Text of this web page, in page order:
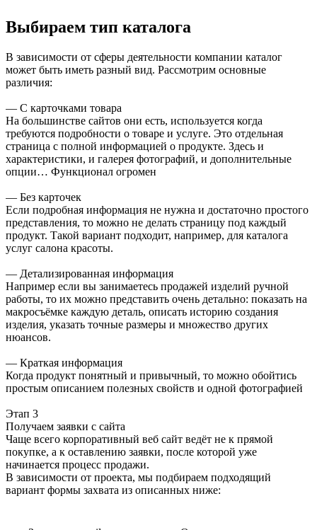
Выбираем тип каталога
В зависимости от сферы деятельности компании каталог
может быть иметь разный вид. Рассмотрим основные
различия:
— С карточками товара
На большинстве сайтов они есть, используется когда
требуются подробности о товаре и услуге. Это отдельная
страница с полной информацией о продукте. Здесь и
характеристики, и галерея фотографий, и дополнительные
опции… Функционал огромен
— Без карточек
Если подробная информация не нужна и достаточно простого
представления, то можно не делать страницу под каждый
продукт. Такой вариант подходит, например, для каталога
услуг салона красоты.
— Детализированная информация
Например если вы занимаетесь продажей изделий ручной
работы, то их можно представить очень детально: показать на
макросъёмке каждую деталь, описать историю создания
изделия, указать точные размеры и множество других
нюансов.
— Краткая информация
Когда продукт понятный и привычный, то можно обойтись
простым описанием полезных свойств и одной фотографией
Этап 3
Получаем заявки с сайта
Чаще всего корпоративный веб сайт ведёт не к прямой
покупке, а к оставлению заявки, после которой уже
начинается процесс продажи.
В зависимости от проекта, мы подбираем подходящий
вариант формы захвата из описанных ниже: